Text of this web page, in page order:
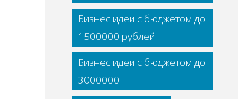
Бизнес идеи с бюджетом до
1500000 рублей
Бизнес идеи с бюджетом до
3000000